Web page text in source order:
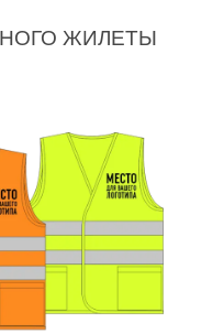
ЖИЛЕТЫ